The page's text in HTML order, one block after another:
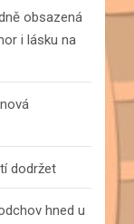
obsazená
i lásku na
dodržet
hned u